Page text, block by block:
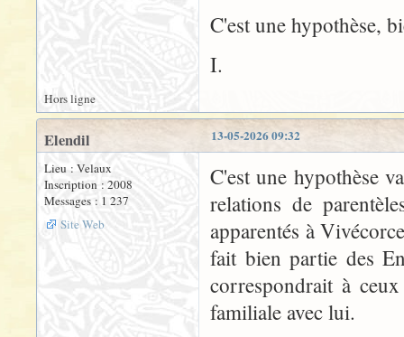
C'est une hypothèse,
I.
Hors ligne
13-05-2026 09:32
Elendil
Lieu : Velaux
Inscription : 2008
Messages : 1 237
Site Web
C'est une hypothèse
relations de
apparentés à
fait bien partie des
correspondrait à
familiale avec lui.